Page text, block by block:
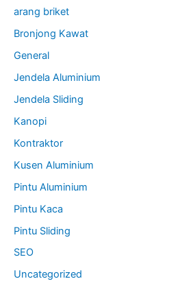
arang briket
Bronjong Kawat
General
Jendela Aluminium
Jendela Sliding
Kanopi
Kontraktor
Kusen Aluminium
Pintu Aluminium
Pintu Kaca
Pintu Sliding
SEO
Uncategorized